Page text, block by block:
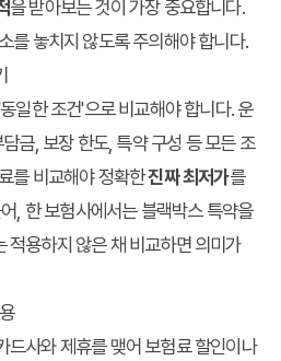
을 받아보는 것이 가장 중요합니다.
를 놓치지 않도록 주의해야 합니다.
일한 조건'으로 비교해야 합니다. 운
금, 보장 한도, 특약 구성 등 모든 조
를 비교해야 정확한진짜 최저가를
, 한 보험사에서는 블랙박스 특약을
적용하지 않은 채 비교하면 의미가
드사와 제휴를 맺어 보험료 할인이나